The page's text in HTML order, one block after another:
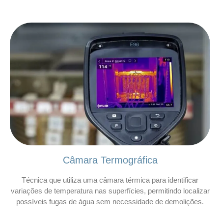
Câmara Termográfica
Técnica que utiliza uma câmara térmica para identificar
variações de temperatura nas superfícies, permitindo localizar
possíveis fugas de água sem necessidade de demolições.